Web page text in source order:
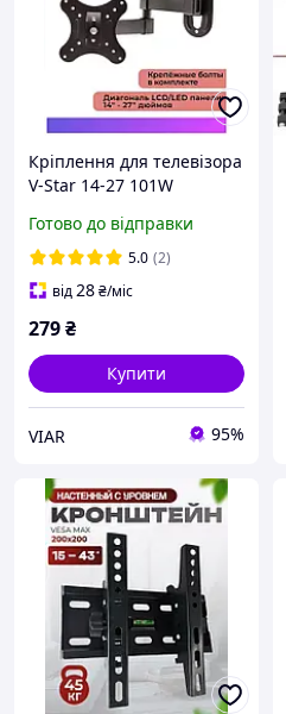
Кріплення для телевізора
V-Star 14-27 101W
ТВ 4771
Готово до відправки
5.0 (2)
від28₴/міс
279₴
Купити
VIAR 95%